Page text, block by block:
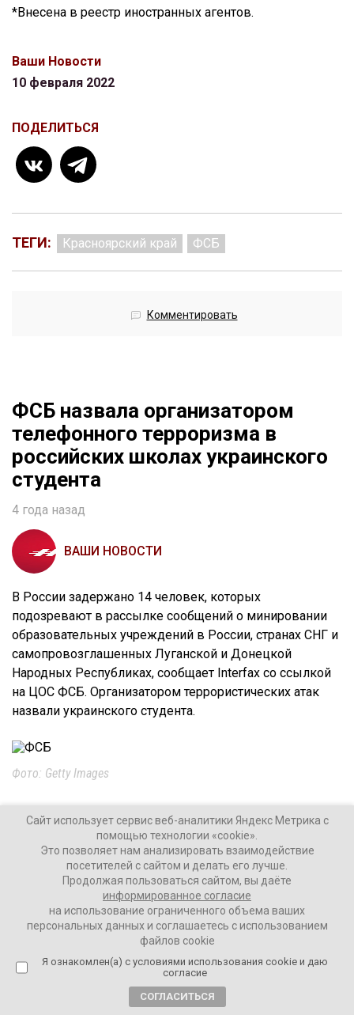
*Внесена в реестр иностранных агентов.
Ваши Новости
10 февраля 2022
ПОДЕЛИТЬСЯ
ТЕГИ: Красноярский край ФСБ
Комментировать
ФСБ назвала организатором
телефонного терроризма в
российских школах украинского
студента
4 года назад
ВАШИ НОВОСТИ
В России задержано 14 человек, которых
подозревают в рассылке сообщений о минировании
образовательных учреждений в России, странах СНГ и
самопровозглашенных Луганской и Донецкой
Народных Республиках, сообщает Interfax со ссылкой
на ЦОС ФСБ. Организатором террористических атак
назвали украинского студента.
Фото: Getty Images
– Организатором и администратором являлся
гражданин Украины Осипчук Антон, 2003 г. р.,
уроженец Волынской области, проходящий
обучение на факультете информационной
безопасности Национального технического
университета Украины, – говорится в
сообщении.
В течение нескольких лет российские
Сайт использует сервис веб-аналитики Яндекс Метрика с
помощью технологии «cookie».
Это позволяет нам анализировать взаимодействие
посетителей с сайтом и делать его лучше.
Продолжая пользоваться сайтом, вы даёте
информированное согласие
на использование ограниченного объема ваших
персональных данных и соглашаетесь с использованием
файлов cookie
Я ознакомлен(а) с условиями использования cookie и даю
согласие
СОГЛАСИТЬСЯ